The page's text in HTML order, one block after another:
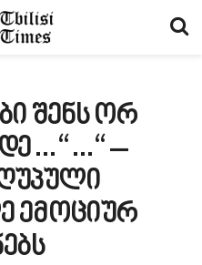
შენს ორ
–
ემოციურ